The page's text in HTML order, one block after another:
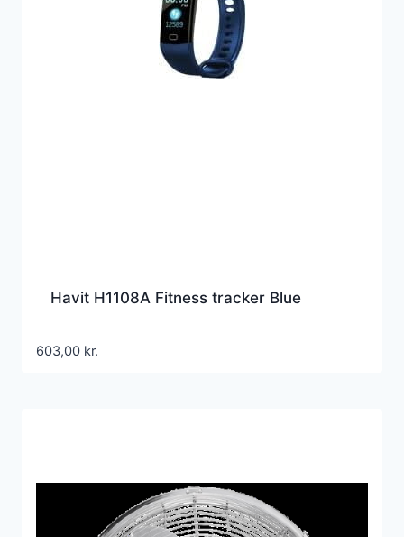
Havit H1108A Fitness tracker Blue
603,00 kr.